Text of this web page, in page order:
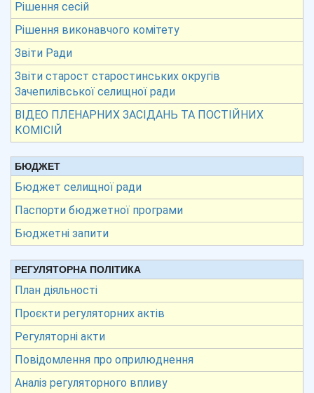
Рішення сесій
Рішення виконавчого комітету
Звіти Ради
Звіти старост старостинських округів
Зачепилівської селищної ради
ВІДЕО ПЛЕНАРНИХ ЗАСІДАНЬ ТА ПОСТІЙНИХ
КОМІСІЙ
БЮДЖЕТ
Бюджет селищної ради
Паспорти бюджетної програми
Бюджетні запити
РЕГУЛЯТОРНА ПОЛІТИКА
План діяльності
Проєкти регуляторних актів
Регуляторні акти
Повідомлення про оприлюднення
Аналіз регуляторного впливу